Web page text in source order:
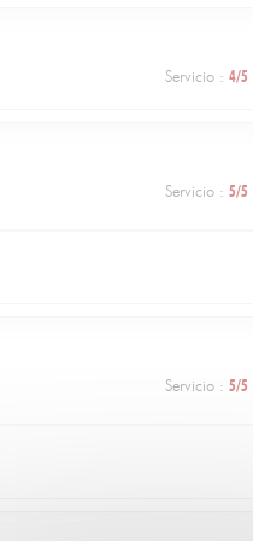
Servicio : 4/5
Servicio : 5/5
Servicio : 5/5